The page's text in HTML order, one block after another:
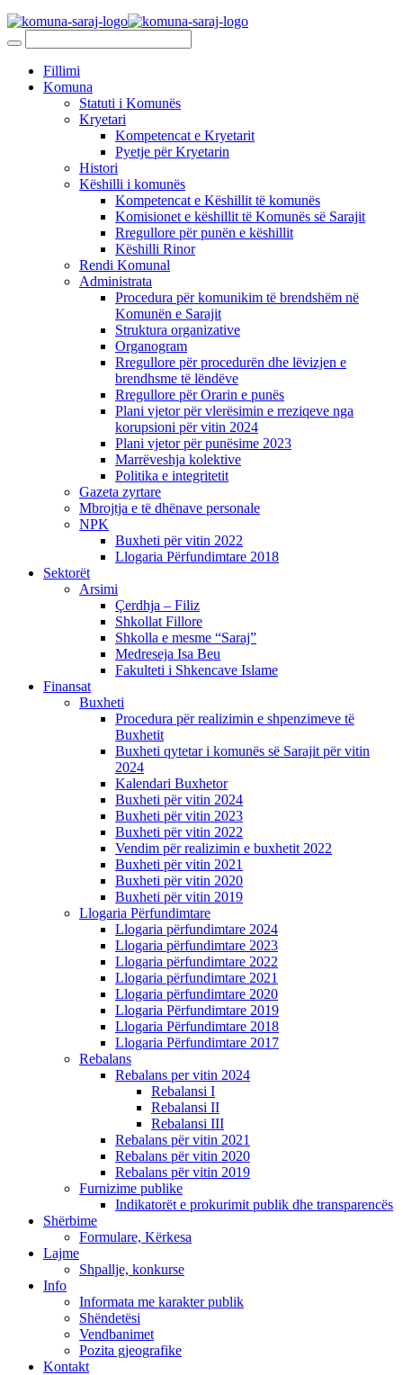
Fillimi
Komuna
Statuti i Komunës
Kryetari
Kompetencat e Kryetarit
Pyetje për Kryetarin
Histori
Këshilli i komunës
Kompetencat e Këshillit të komunës
Komisionet e këshillit të Komunës së Sarajit
Rregullore për punën e këshillit
Këshilli Rinor
Rendi Komunal
Administrata
Procedura për komunikim të brendshëm në
Komunën e Sarajit
Struktura organizative
Organogram
Rregullore për procedurën dhe lëvizjen e
brendhsme të lëndëve
Rregullore për Orarin e punës
Plani vjetor për vlerësimin e rreziqeve nga
korupsioni për vitin 2024
Plani vjetor për punësime 2023
Marrëveshja kolektive
Politika e integritetit
Gazeta zyrtare
Mbrojtja e të dhënave personale
NPK
Buxheti për vitin 2022
Llogaria Përfundimtare 2018
Sektorët
Arsimi
Çerdhja – Filiz
Shkollat Fillore
Shkolla e mesme “Saraj”
Medreseja Isa Beu
Fakulteti i Shkencave Islame
Finansat
Buxheti
Procedura për realizimin e shpenzimeve të
Buxhetit
Buxheti qytetar i komunës së Sarajit për vitin
2024
Kalendari Buxhetor
Buxheti për vitin 2024
Buxheti për vitin 2023
Buxheti për vitin 2022
Vendim për realizimin e buxhetit 2022
Buxheti për vitin 2021
Buxheti për vitin 2020
Buxheti për vitin 2019
Llogaria Përfundimtare
Llogaria përfundimtare 2024
Llogaria përfundimtare 2023
Llogaria përfundimtare 2022
Llogaria përfundimtare 2021
Llogaria përfundimtare 2020
Llogaria Përfundimtare 2019
Llogaria Përfundimtare 2018
Llogaria Përfundimtare 2017
Rebalans
Rebalans per vitin 2024
Rebalansi I
Rebalansi II
Rebalansi III
Rebalans për vitin 2021
Rebalans për vitin 2020
Rebalans për vitin 2019
Furnizime publike
Indikatorët e prokurimit publik dhe transparencës
Shërbime
Formulare, Kërkesa
Lajme
Shpallje, konkurse
Info
Informata me karakter publik
Shëndetësi
Vendbanimet
Pozita gjeografike
Kontakt